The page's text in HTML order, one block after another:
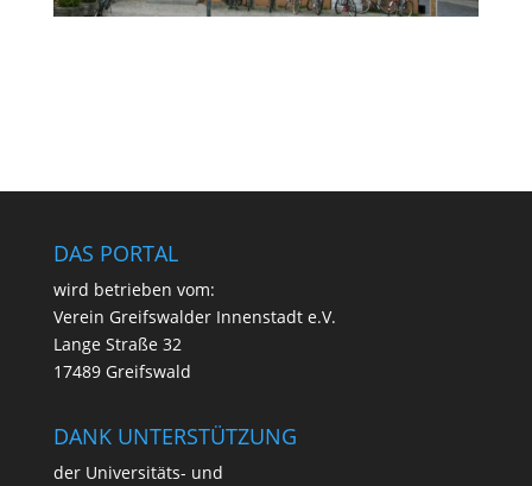
DAS PORTAL
wird betrie­ben vom:
Ver­ein Greifs­wal­der Innen­stadt e.V.
Lan­ge Stra­ße 32
17489 Greifswald
DANK UNTERSTÜTZUNG
der Uni­ver­si­täts- und